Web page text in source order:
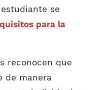
se
para la
reconocen que
de manera